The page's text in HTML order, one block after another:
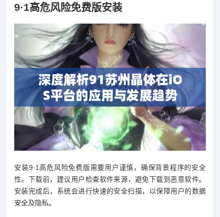
9·1高危风险免费版安装
安装9·1高危风险免费版需要用户谨慎，确保背景程序的安全
性。下载前，建议用户检查软件来源，避免下载到恶意软件。
安装完成后，系统会进行快速的安全扫描，以保障用户的数据
安全及隐私。